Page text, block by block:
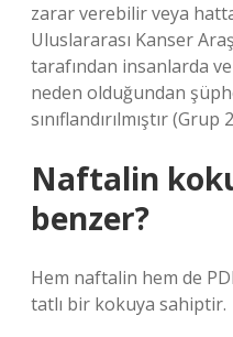
zarar verebilir veya
Uluslararası Kanser
tarafından insanlarda
neden olduğundan
sınıflandırılmıştır (Grup
Naftalin
benzer?
Hem naftalin hem de
tatlı bir kokuya sahiptir.